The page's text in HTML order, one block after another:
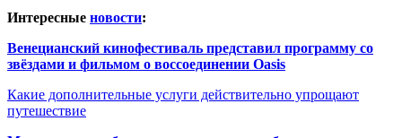
Интересные новости:
Венецианский кинофестиваль представил программу со
звёздами и фильмом о воссоединении Oasis
Какие дополнительные услуги действительно упрощают
путешествие